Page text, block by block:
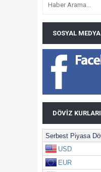
SOSYAL MEDYA
DÖVIZ KURLARI